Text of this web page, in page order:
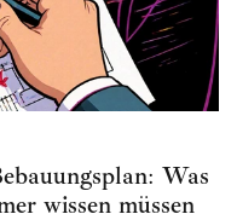
Was
wissen müssen